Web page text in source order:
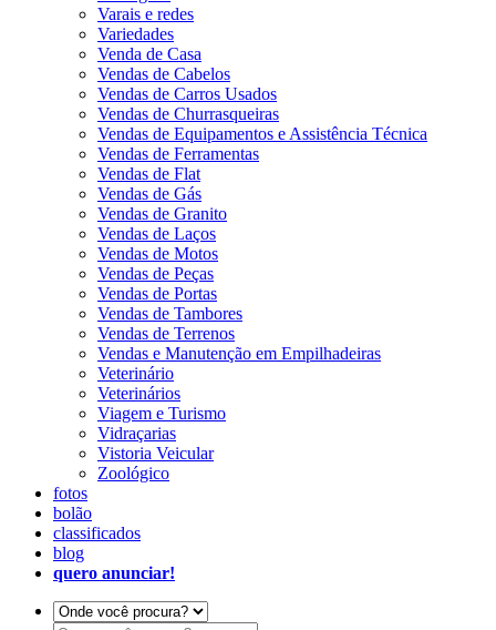
Varais e redes
Variedades
Venda de Casa
Vendas de Cabelos
Vendas de Carros Usados
Vendas de Churrasqueiras
Vendas de Equipamentos e Assistência Técnica
Vendas de Ferramentas
Vendas de Flat
Vendas de Gás
Vendas de Granito
Vendas de Laços
Vendas de Motos
Vendas de Peças
Vendas de Portas
Vendas de Tambores
Vendas de Terrenos
Vendas e Manutenção em Empilhadeiras
Veterinário
Veterinários
Viagem e Turismo
Vidraçarias
Vistoria Veicular
Zoológico
fotos
bolão
classificados
blog
quero anunciar!